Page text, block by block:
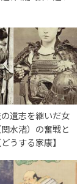
遺志を継いだ女
水渚）の奮戦と
うする家康】